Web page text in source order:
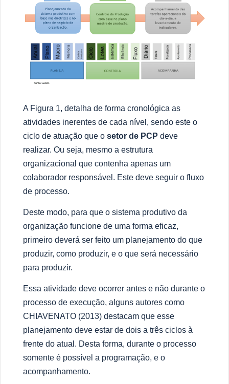
A Figura 1, detalha de forma cronol ógica as
atividades inerentes de cada nível, sendo este o
ciclo de atuação que o setor de PCP deve
realizar. Ou seja, mesmo a estrutura
organizacional que contenha apenas um
colaborador responsável. Este deve seguir o fluxo
de processo.
Deste modo, para que o sistema produtivo da
organização funcione de uma forma eficaz,
primeiro deverá ser feito um planejamento do que
produzir, como produzir, e o que será necessário
para produzir.
Essa atividade deve ocorrer antes e não durante o
processo de execução, alguns autores como
CHIAVENATO (2013) destacam que esse
planejamento deve estar de dois a três ciclos à
frente do atual. Desta forma, durante o processo
somente é possível a programação, e o
acompanhamento.